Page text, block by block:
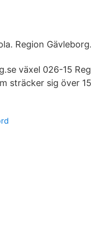
Region Gävleborg.
växel 026-15
sträcker sig över